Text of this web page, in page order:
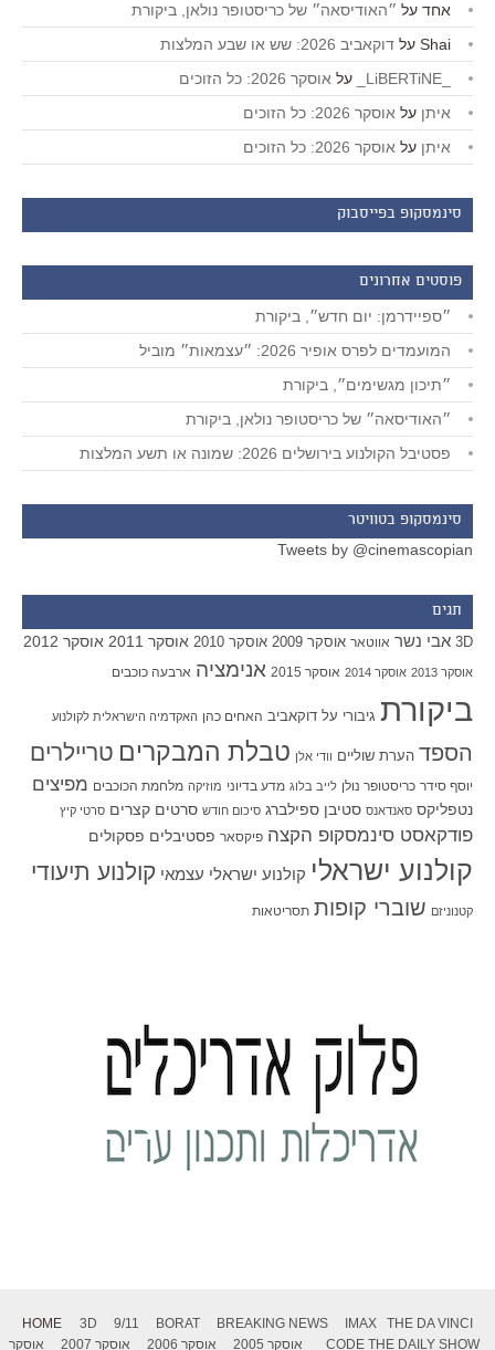
אחד על ״האודיסאה״ של כריסטופר נולאן, ביקורת
Shai על דוקאביב 2026: שש או שבע המלצות
על אוסקר 2026: כל הזוכים
איתן על אוסקר 2026: כל הזוכים
איתן על אוסקר 2026: כל הזוכים
סינמסקופ בפייסבוק
פוסטים אחרונים
״ספיידרמן: יום חדש״, ביקורת
המועמדים לפרס אופיר 2026: ״עצמאות״ מוביל
״תיכון מגשימים״, ביקורת
״האודיסאה״ של כריסטופר נולאן, ביקורת
פסטיבל הקולנוע בירושלים 2026: שמונה או תשע המלצות
סינמסקופ בטוויטר
Tweets by @cinemascopian
תגים
3D אבי נשר אווטאר אוסקר 2009 אוסקר 2010 אוסקר 2011 אוסקר 2012
אוסקר 2013 אוסקר 2014 אוסקר 2015 אנימציה ארבעה כוכבים
ביקורת גיבורי על דוקאביב האחים כהן האקדמיה הישראלית לקולנוע
הספד הערת שוליים וודי אלן טבלת המבקרים טריילרים
יוסף סידר כריסטופר נולן לייב בלוג מדע בדיוני מוזיקה מלחמת הכוכבים מפיצים
נטפליקס סאנדאנס סטיבן ספילברג סיכום חודש סרטים קצרים סרטי קיץ
פודקאסט סינמסקופ הקצה פיקסאר פסטיבלים פסקולים
קולנוע ישראלי קולנוע ישראלי עצמאי קולנוע תיעודי
קטנוניזם שוברי קופות תסריטאות
HOME 3D 9/11 BORAT BREAKING NEWS IMAX
THE DA VINCI
CODE THE DAILY SHOW אוסקר 2005 אוסקר 2006 אוסקר 2007 אוסקר